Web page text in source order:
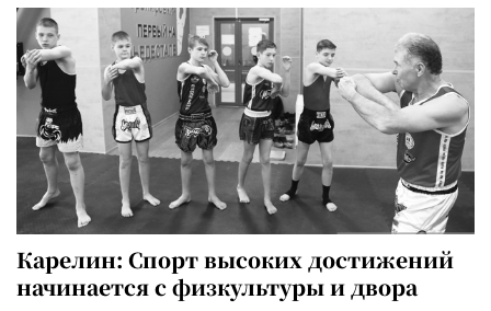
Карелин: Спорт высоких достижений
начинается с физкультуры и двора